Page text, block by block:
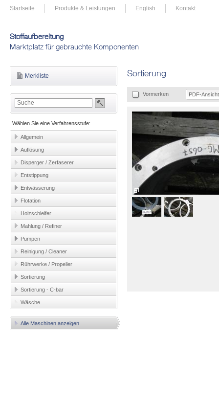
Startseite Produkte & Leistungen English Kontakt
Stoffaufbereitung
Marktplatz für gebrauchte Komponenten
Merkliste
Wählen Sie eine Verfahrensstufe:
Allgemein
Auflösung
Disperger / Zerfaserer
Entstippung
Entwässerung
Flotation
Holzschleifer
Mahlung / Refiner
Pumpen
Reinigung / Cleaner
Rührwerke / Propeller
Sortierung
Sortierung - C-bar
Wäsche
Alle Maschinen anzeigen
Sortierung
Vormerken PDF-Ansicht